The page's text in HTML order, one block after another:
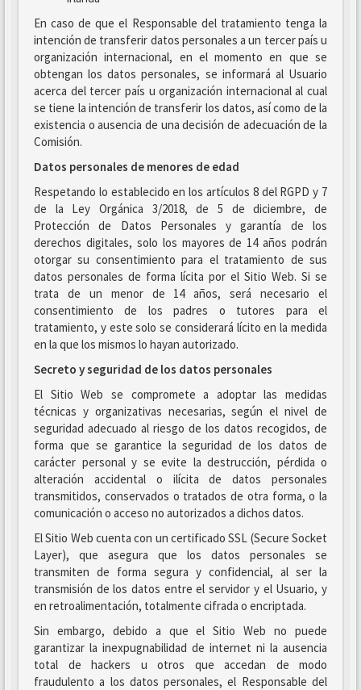
En caso de que el Responsable del tratamiento tenga la
intención de transferir datos personales a un tercer país u
organización internacional, en el momento en que se
obtengan los datos personales, se informará al Usuario
acerca del tercer país u organización internacional al cual
se tiene la intención de transferir los datos, así como de la
existencia o ausencia de una decisión de adecuación de la
Comisión.
Datos personales de menores de edad
Respetando lo establecido en los artículos 8 del RGPD y 7
de la Ley Orgánica 3/2018, de 5 de diciembre, de
Protección de Datos Personales y garantía de los
derechos digitales, solo los mayores de 14 años podrán
otorgar su consentimiento para el tratamiento de sus
datos personales de forma lícita por el Sitio Web. Si se
trata de un menor de 14 años, será necesario el
consentimiento de los padres o tutores para el
tratamiento, y este solo se considerará lícito en la medida
en la que los mismos lo hayan autorizado.
Secreto y seguridad de los datos personales
El Sitio Web se compromete a adoptar las medidas
técnicas y organizativas necesarias, según el nivel de
seguridad adecuado al riesgo de los datos recogidos, de
forma que se garantice la seguridad de los datos de
carácter personal y se evite la destrucción, pérdida o
alteración accidental o ilícita de datos personales
transmitidos, conservados o tratados de otra forma, o la
comunicación o acceso no autorizados a dichos datos.
El Sitio Web cuenta con un certificado SSL (Secure Socket
Layer), que asegura que los datos personales se
transmiten de forma segura y confidencial, al ser la
transmisión de los datos entre el servidor y el Usuario, y
en retroalimentación, totalmente cifrada o encriptada.
Sin embargo, debido a que el Sitio Web no puede
garantizar la inexpugnabilidad de internet ni la ausencia
total de hackers u otros que accedan de modo
fraudulento a los datos personales, el Responsable del